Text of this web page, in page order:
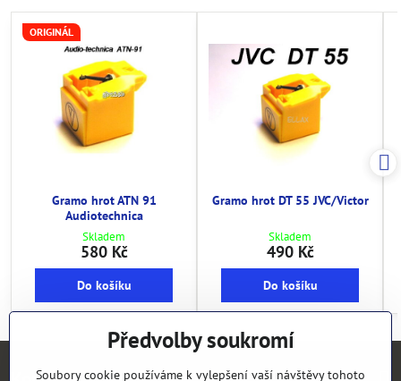
ORIGINÁL
Gramo hrot ATN 91
Audiotechnica
Skladem
580 Kč
Do košíku
Gramo hrot DT 55 JVC/Victor
Skladem
490 Kč
Do košíku
Předvolby soukromí
Soubory cookie používáme k vylepšení vaší návštěvy tohoto